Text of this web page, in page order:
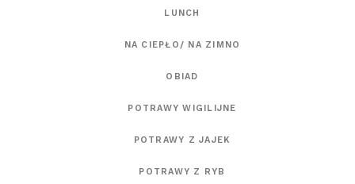
LUNCH
NA CIEPŁO/ NA ZIMNO
OBIAD
POTRAWY WIGILIJNE
POTRAWY Z JAJEK
POTRAWY Z RYB